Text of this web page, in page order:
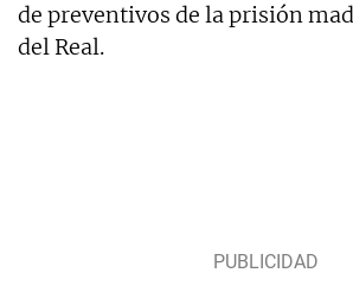
de preventivos de la prisión
del Real.